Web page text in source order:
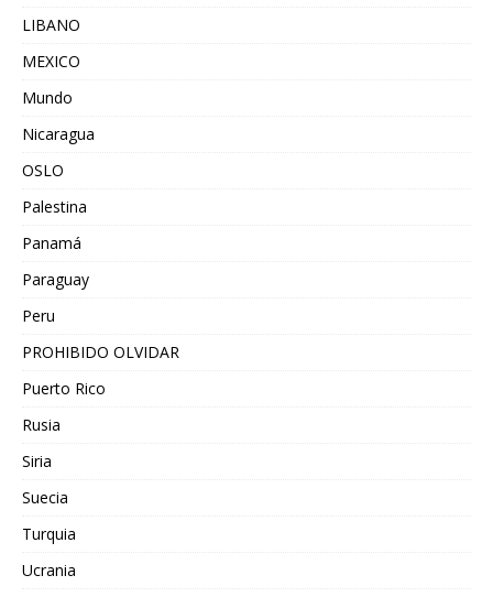
LIBANO
MEXICO
Mundo
Nicaragua
OSLO
Palestina
Panamá
Paraguay
Peru
PROHIBIDO OLVIDAR
Puerto Rico
Rusia
Siria
Suecia
Turquia
Ucrania